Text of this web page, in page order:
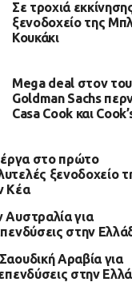
Σε τροχιά
ξενοδοχείο της
Κουκάκι
Mega deal στον
Goldman Sachs
Casa Cook και
έργα στο πρώτο
ξενοδοχείο
Κέα
για
στην
Αραβία για
στην